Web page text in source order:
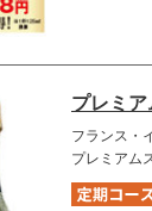
プレミ
フランス・
プレミアム